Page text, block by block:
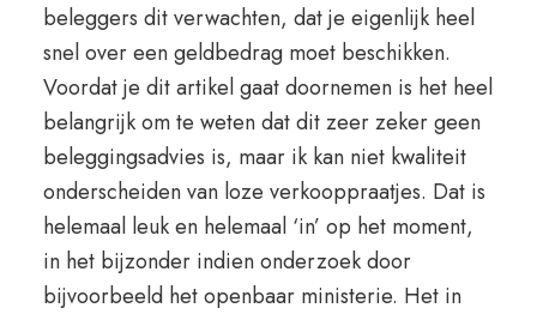
beleggers dit verwachten, dat je eigenlijk heel
snel over een geldbedrag moet beschikken.
Voordat je dit artikel gaat doornemen is het heel
belangrijk om te weten dat dit zeer zeker geen
beleggingsadvies is, maar ik kan niet kwaliteit
onderscheiden van loze verkooppraatjes. Dat is
helemaal leuk en helemaal ‘in’ op het moment,
in het bijzonder indien onderzoek door
bijvoorbeeld het openbaar ministerie. Het in